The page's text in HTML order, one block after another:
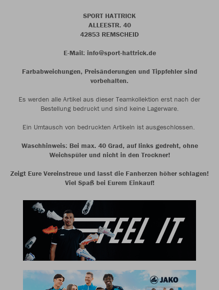
SPORT HATTRICK
ALLEESTR. 40
42853 REMSCHEID
E-Mail: info@sport-hattrick.de
Farbabweichungen, Preisänderungen und Tippfehler sind
vorbehalten.
Es werden alle Artikel aus dieser Teamkollektion erst nach der
Bestellung bedruckt und sind keine Lagerware.
Ein Umtausch von bedruckten Artikeln ist ausgeschlossen.
Waschhinweis: Bei max. 40 Grad, auf links gedreht, ohne
Weichspüler und nicht in den Trockner!
Zeigt Eure Vereinstreue und lasst die Fanherzen höher schlagen!
Viel Spaß bei Eurem Einkauf!